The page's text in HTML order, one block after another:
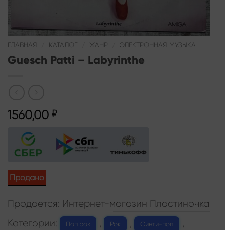
ГЛАВНАЯ КАТАЛОГ ЖАНР ЭЛЕКТРОННАЯ МУЗЫКА
Guesch Patti – Labyrinthe
1560,00 ₽
Продано
Продается: Интернет-магазин Пластиночка
Категории:
Поп рок , Рок , Синти-поп ,